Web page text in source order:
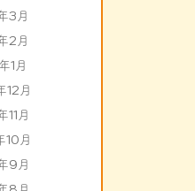
3月
2月
1月
月
月
月
9月